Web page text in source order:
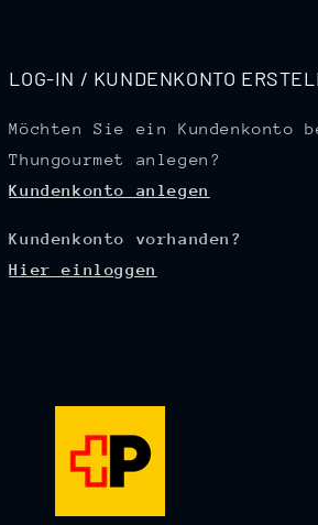
LOG-IN / KUNDENKONTO
Möchten Sie ein Kundenkonto
Thungourmet anlegen?
Kundenkonto anlegen
Kundenkonto vorhanden?
Hier einloggen